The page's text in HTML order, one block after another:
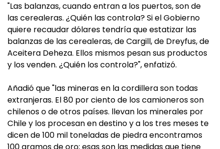
"Las balanzas, cuando entran a los puertos, son de
las cerealeras. ¿Quién las controla? Si el Gobierno
quiere recaudar dólares tendría que estatizar las
balanzas de las cerealeras, de Cargill, de Dreyfus, de
Aceitera Deheza. Ellos mismos pesan sus productos
y los venden. ¿Quién los controla?", enfatizó.
Añadió que "las mineras en la cordillera son todas
extranjeras. El 80 por ciento de los camioneros son
chilenos o de otros países. llevan los minerales por
Chile y los procesan en destino y a los tres meses te
dicen de 100 mil toneladas de piedra encontramos